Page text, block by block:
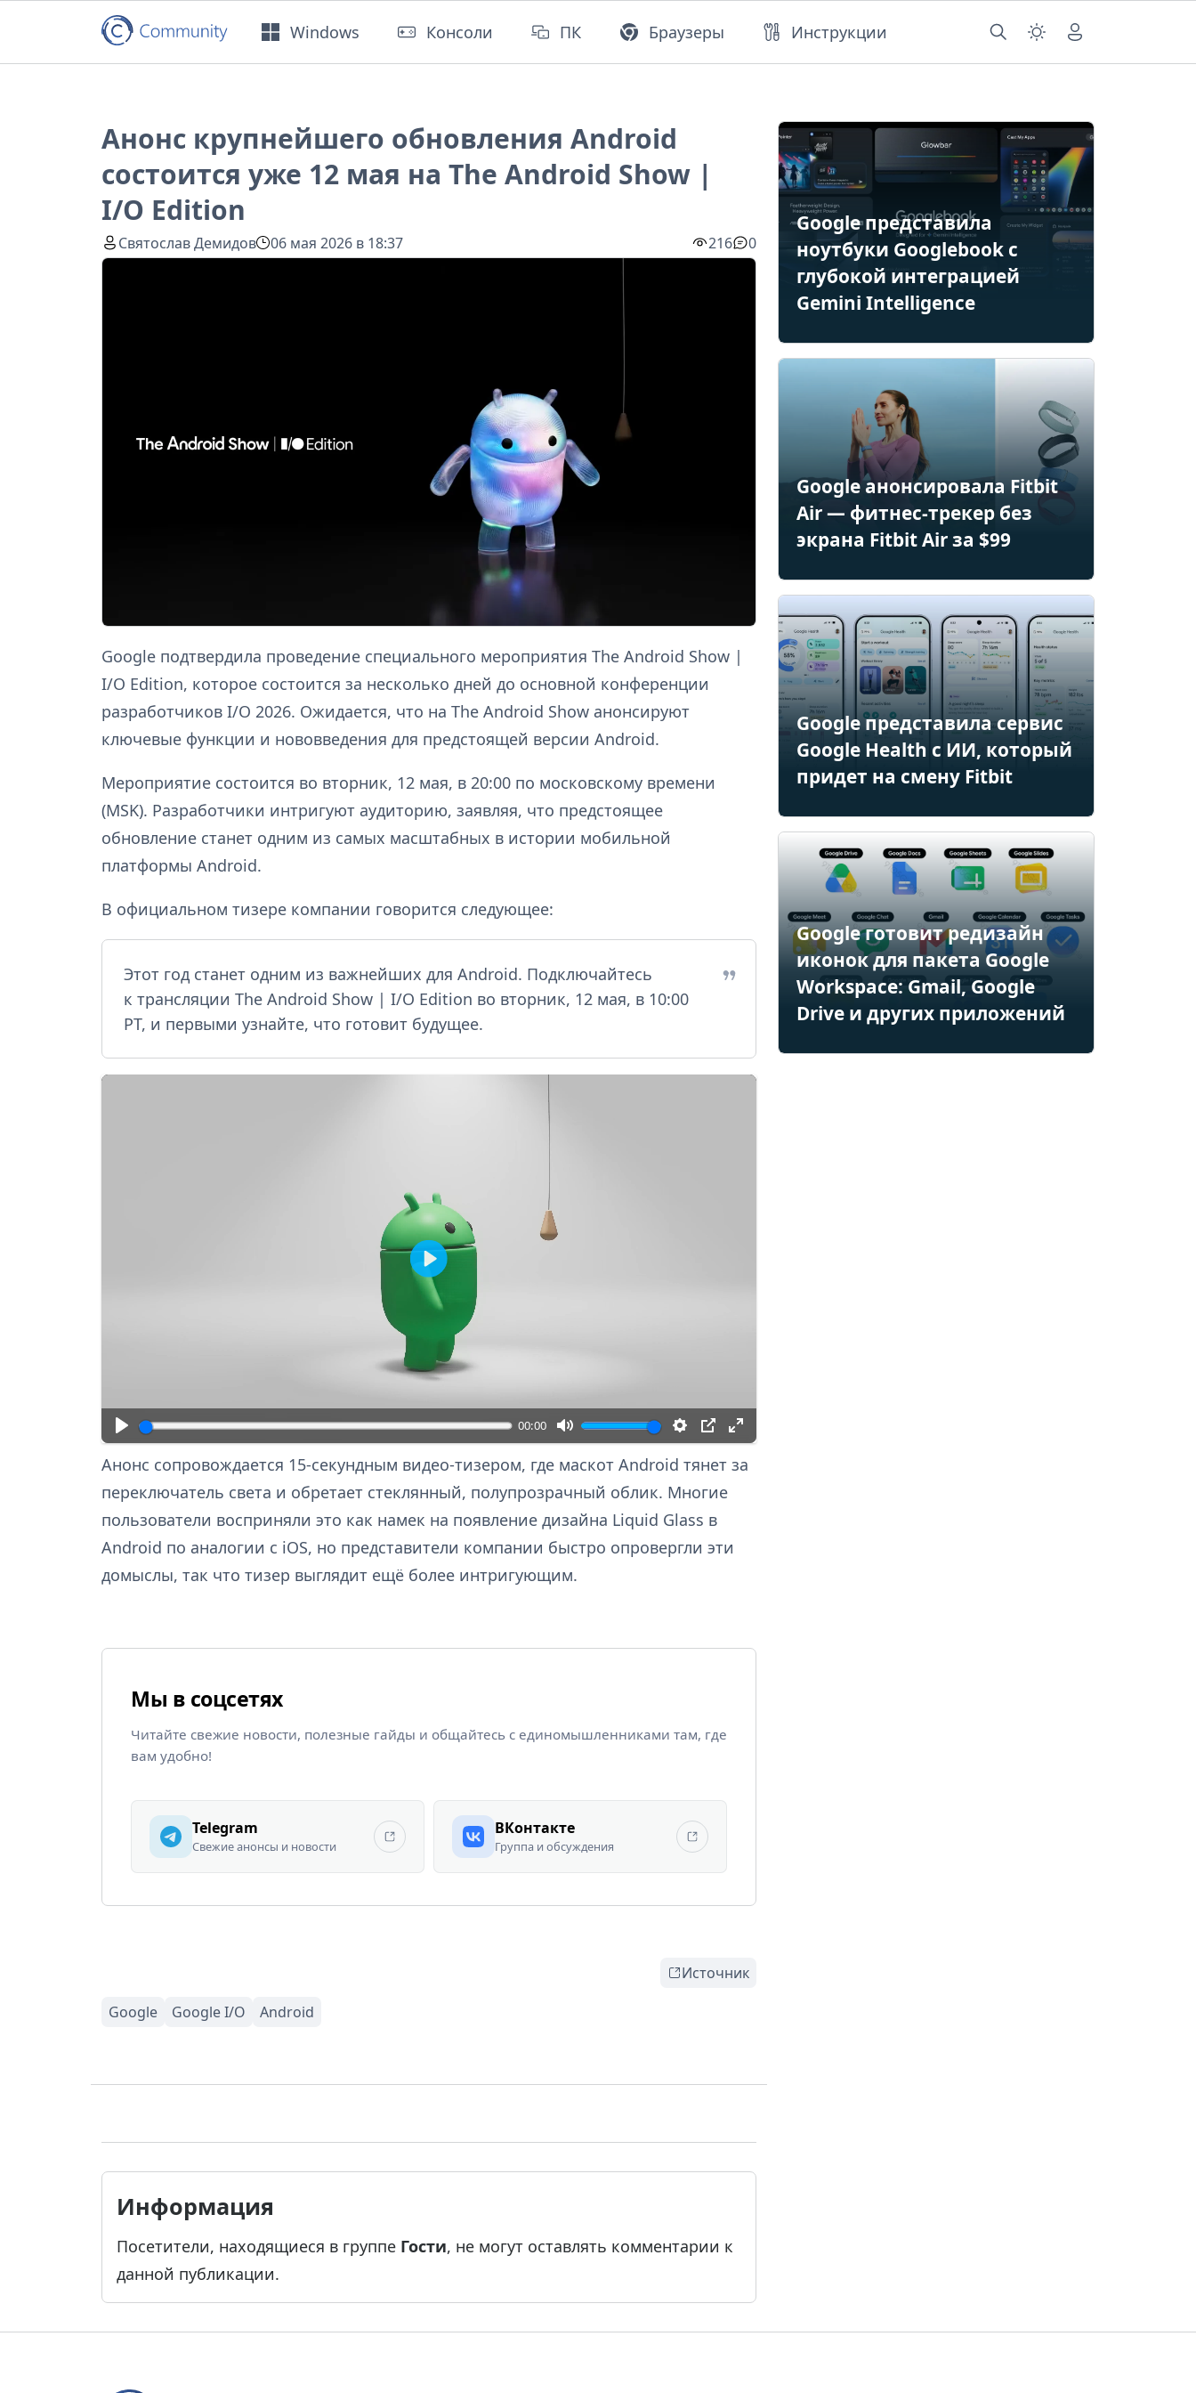
Windows Консоли ПК Браузеры Инструкции
Анонс крупнейшего обновления Android
состоится уже 12 мая на The Android Show |
I/O Edition
Святослав Демидов 06 мая 2026 в 18:37 216 0
Google подтвердила проведение специального мероприятия The Android Show |
I/O Edition, которое состоится за несколько дней до основной конференции
разработчиков I/O 2026. Ожидается, что на The Android Show анонсируют
ключевые функции и нововведения для предстоящей версии Android.
Мероприятие состоится во вторник, 12 мая, в 20:00 по московскому времени
(MSK). Разработчики интригуют аудиторию, заявляя, что предстоящее
обновление станет одним из самых масштабных в истории мобильной
платформы Android.
В официальном тизере компании говорится следующее:
Этот год станет одним из важнейших для Android. Подключайтесь
к трансляции The Android Show | I/O Edition во вторник, 12 мая, в 10:00
PT, и первыми узнайте, что готовит будущее.
00:00
В
о
р
о
з
в
е
т
и
Анонс сопровождается 15-секундным видео-тизером, где маскот Android тянет за
переключатель света и обретает стеклянный, полупрозрачный облик. Многие
пользователи восприняли это как намек на появление дизайна Liquid Glass в
Android по аналогии с iOS, но представители компании быстро опровергли эти
домыслы, так что тизер выглядит ещё более интригующим.
Мы в соцсетях
Читайте свежие новости, полезные гайды и общайтесь с единомышленниками там, где
вам удобно!
Telegram
Свежие анонсы и новости
ВКонтакте
Группа и обсуждения
Источник
Информация
Посетители, находящиеся в группе Гости, не могут оставлять комментарии к
данной публикации.
Google представила
ноутбуки Googlebook с
глубокой интеграцией
Gemini Intelligence
Google анонсировала Fitbit
Air — фитнес-трекер без
экрана Fitbit Air за $99
Google представила сервис
Google Health с ИИ, который
придет на смену Fitbit
Google готовит редизайн
иконок для пакета Google
Workspace: Gmail, Google
Drive и других приложений